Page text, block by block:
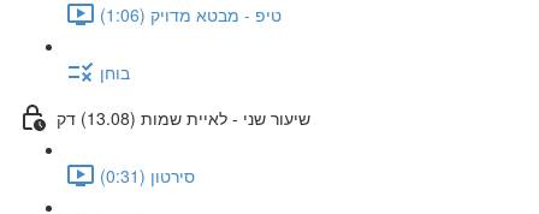
טיפ - מבטא מדויק (1:06)
בוחן
שיעור שני - לאיית שמות (13.08) דק
סירטון (0:31)